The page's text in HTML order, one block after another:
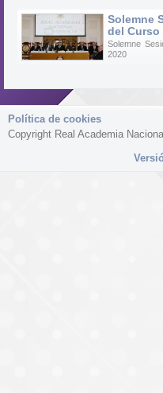
Solemne
del Curso
Solemne
2020
Política de cookies
Copyright Real Academia